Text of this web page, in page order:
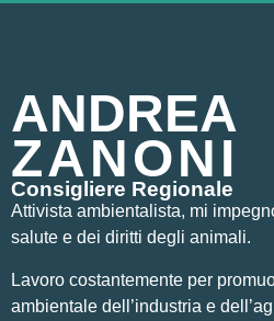
ANDREA
ZANONI
Consigliere Regionale
Attivista ambientalista, mi
salute e dei diritti degli animali.
Lavoro costantemente per
ambientale dell’industria e